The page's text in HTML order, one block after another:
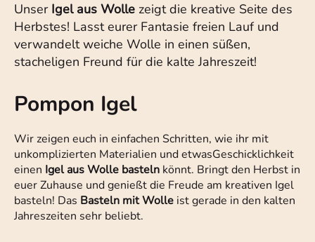
Unser Igel aus Wolle zeigt die kreative Seite des
Herbstes! Lasst eurer Fantasie freien Lauf und
verwandelt weiche Wolle in einen süßen,
stacheligen Freund für die kalte Jahreszeit!
Pompon Igel
Wir zeigen euch in einfachen Schritten, wie ihr mit
unkomplizierten Materialien und etwasGeschicklichkeit
einen Igel aus Wolle basteln könnt. Bringt den Herbst in
euer Zuhause und genießt die Freude am kreativen Igel
basteln! Das Basteln mit Wolle ist gerade in den kalten
Jahreszeiten sehr beliebt.